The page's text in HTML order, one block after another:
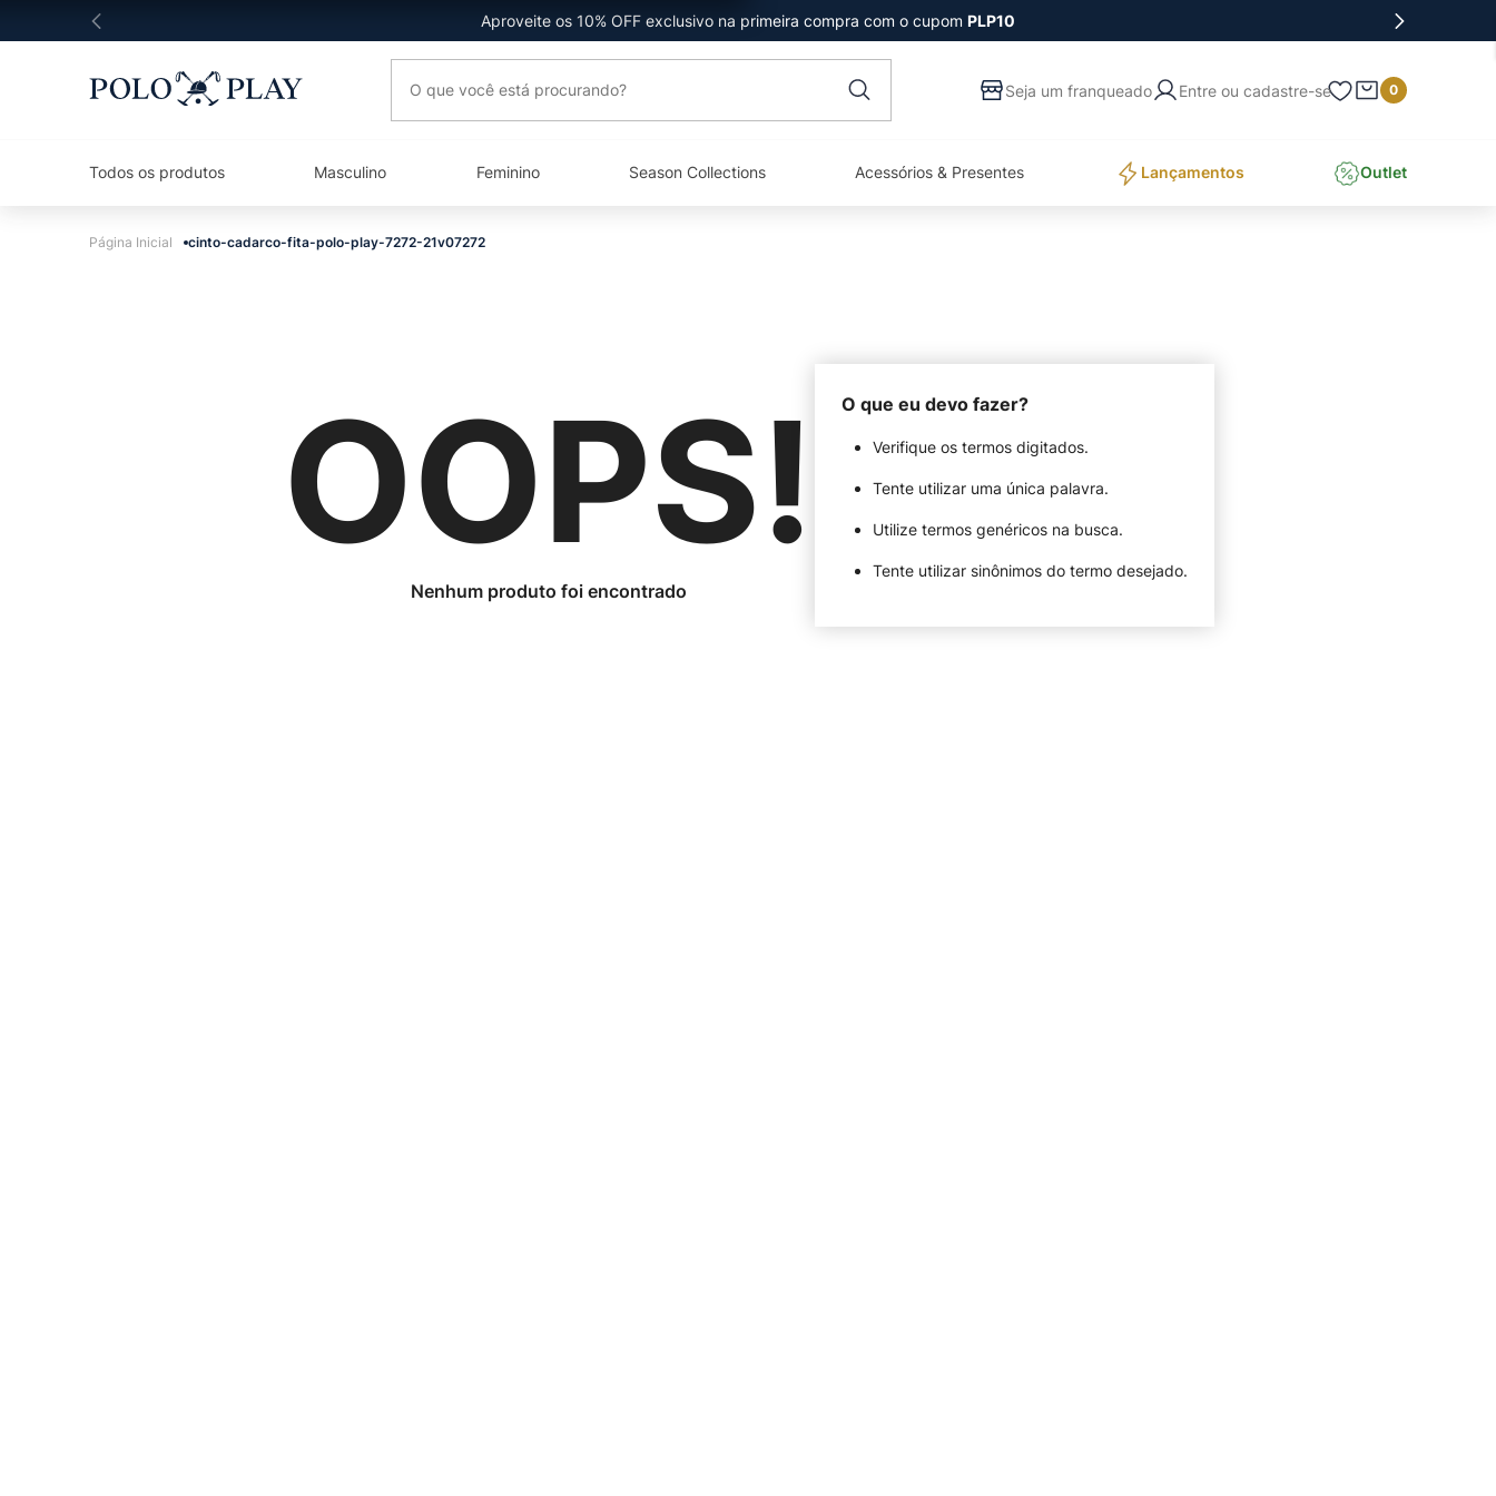
Aproveite os 10% OFF exclusivo na primeira compra com o cupom PLP10
Entre ou cadastre-se 0
Todos os produtos Masculino Feminino Season Collections Acessórios & Presentes Lançamentos Outlet
cinto-cadarco-fita-polo-play-7272-21v07272
OOPS! O que eu devo fazer?
Verifique os termos digitados.
Tente utilizar uma única palavra.
Utilize termos genéricos na busca.
Tente utilizar sinônimos do termo desejado.